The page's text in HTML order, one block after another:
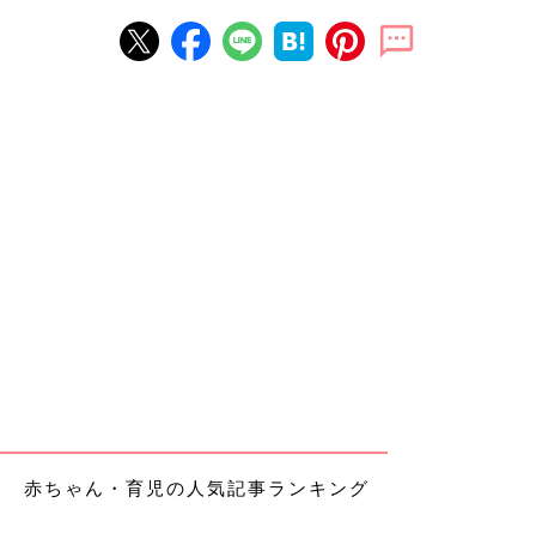
赤ちゃん・育児の人気記事ランキング